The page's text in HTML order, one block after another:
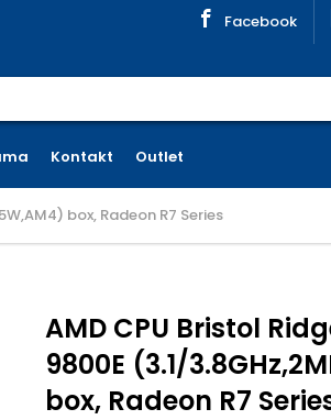
Facebook
Kontakt Outlet
box, Radeon R7 Series
AMD CPU Bristol
9800E (3.1/
box, Radeon R7